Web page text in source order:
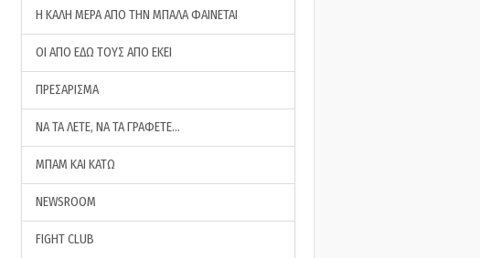
H ΚΑΛΗ ΜΕΡΑ ΑΠΟ ΤΗΝ ΜΠΑΛΑ ΦΑΙΝΕΤΑΙ
ΟΙ ΑΠΟ ΕΔΩ ΤΟΥΣ ΑΠΟ ΕΚΕΙ
ΠΡΕΣΑΡΙΣΜΑ
ΝΑ ΤΑ ΛΕΤΕ, ΝΑ ΤΑ ΓΡΑΦΕΤΕ…
ΜΠΑΜ ΚΑΙ ΚΑΤΩ
NEWSROOM
FIGHT CLUB